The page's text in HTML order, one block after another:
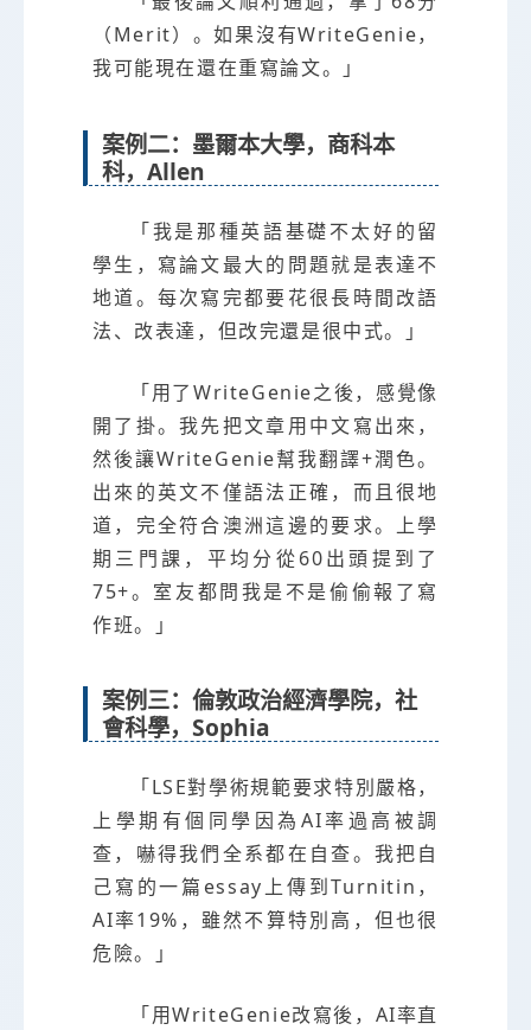
（Merit）。如果沒有WriteGenie，
我可能現在還在重寫論文。」
案例二：墨爾本大學，商科本
科，Allen
「我是那種英語基礎不太好的留
學生，寫論文最大的問題就是表達不
地道。每次寫完都要花很長時間改語
法、改表達，但改完還是很中式。」
「用了WriteGenie之後，感覺像
開了掛。我先把文章用中文寫出來，
然後讓WriteGenie幫我翻譯+潤色。
出來的英文不僅語法正確，而且很地
道，完全符合澳洲這邊的要求。上學
期三門課，平均分從60出頭提到了
75+。室友都問我是不是偷偷報了寫
作班。」
案例三：倫敦政治經濟學院，社
會科學，Sophia
「LSE對學術規範要求特別嚴格，
上學期有個同學因為AI率過高被調
查，嚇得我們全系都在自查。我把自
己寫的一篇essay上傳到Turnitin，
AI率19%，雖然不算特別高，但也很
危險。」
「用WriteGenie改寫後，AI率直